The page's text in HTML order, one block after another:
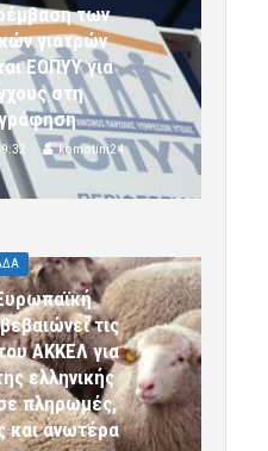
των
γιατρών
ΕΟΠΥΥ για
στη
komotini24
τις
ΑΚΚΕΛ για
ελληνικής
πληρωμές,
και ανωτέρα